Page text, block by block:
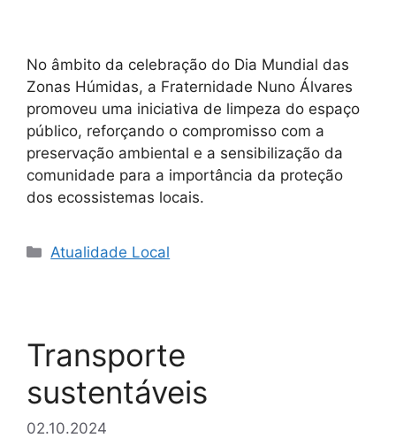
No âmbito da celebração do Dia Mundial das
Zonas Húmidas, a Fraternidade Nuno Álvares
promoveu uma iniciativa de limpeza do espaço
público, reforçando o compromisso com a
preservação ambiental e a sensibilização da
comunidade para a importância da proteção
dos ecossistemas locais.
Categorias
Atualidade Local
Transporte
sustentáveis
02.10.2024